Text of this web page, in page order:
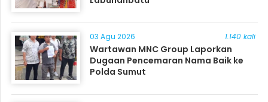
03 Agu 2026 1.140 kali
Wartawan MNC Group Laporkan
Dugaan Pencemaran Nama Baik ke
Polda Sumut